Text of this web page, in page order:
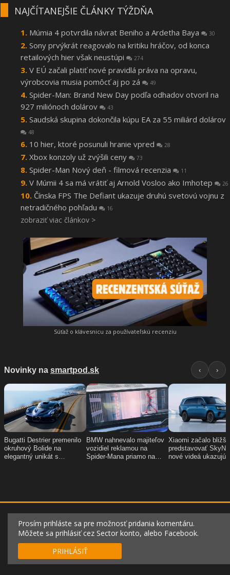
NAJČÍTANEJŠIE ČLÁNKY TÝŽDŇA
Múmia 4 potvrdila návrat Beniho a Ardetha Baya 30
Sony prvýkrát reagovalo na kritiku hráčov, od konca
retailových hier však neustúpi
274
V EÚ začali platiť nové pravidlá práva na opravu,
výrobcovia musia pomôcť aj po zá
49
Spider-Man: Brand New Day podľa odhadov otvoril na
927 miliónoch dolárov
43
Saudská skupina dokončila kúpu EA za 55 miliárd dolárov
48
10 hier, ktoré posunuli hranie vpred 28
Xbox konzoly už zvýšili ceny 73
Spider-Man Nový deň - filmová recenzia 11
V Múmii 4 sa má vrátiť aj Arnold Vosloo ako Imhotep 26
Čínska FPS The Defiant ukazuje druhú svetovú vojnu z
netradičného pohľadu
16
zobraziť viac článkov >
Súťaž o klávesnicu za používateľskú recenziu
Prosím prihláste sa pre možnosť pridania komentáru.
Môžete sa prihlásiť cez Sector konto, alebo Facebook.
PRIHLÁSIŤ